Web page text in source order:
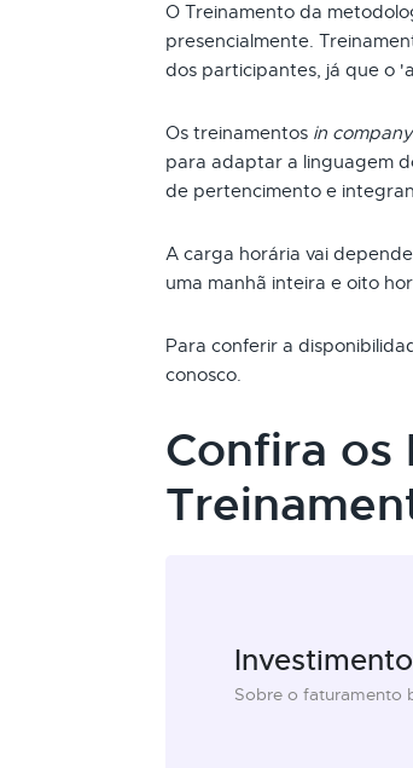
O Treinamento da
presencialmente.
dos participantes, já que o
Os treinamentos in company
para adaptar a linguagem
de pertencimento e
A carga horária vai
uma manhã inteira e oito
Para conferir a
conosco.
Confira os
Sobre o faturamento